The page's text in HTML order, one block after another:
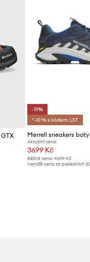
-11%
*-10 % s kódem: LST
Aktuální cena:
3699 Kč
Běžná cena: 4699 Kč
Nejnižší cena za posledních